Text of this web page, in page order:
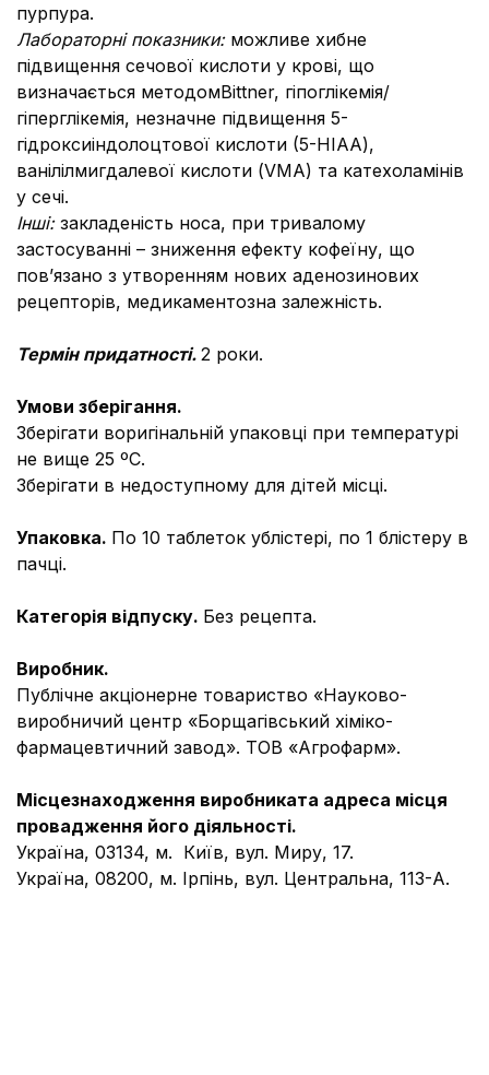
пурпура.
Лабораторні показники: можливе хибне
підвищення сечової кислоти у крові, що
визначається методомBittner, гіпоглікемія/
гіперглікемія, незначне підвищення 5-
гідроксиіндолоцтової кислоти (5-HIAA),
ванілілмигдалевої кислоти (VMA) та катехоламінів
у сечі.
Інші: закладеність носа, при тривалому
застосуванні – зниження ефекту кофеїну, що
пов’язано з утворенням нових аденозинових
рецепторів, медикаментозна залежність.
Термін придатності. 2 роки.
Умови зберігання.
Зберігати воригінальній упаковці при температурі
не вище 25 ºС.
Зберігати в недоступному для дітей місці.
Упаковка. По 10 таблеток ублістері, по 1 блістеру в
пачці.
Категорія відпуску. Без рецепта.
Виробник.
Публічне акціонерне товариство «Науково-
виробничий центр «Борщагівський хіміко-
фармацевтичний завод». ТОВ «Агрофарм».
Місцезнаходження виробниката адреса місця
провадження його діяльності.
Україна, 03134, м. Київ, вул. Миру, 17.
Україна, 08200, м. Ірпінь, вул. Центральна, 113-А.